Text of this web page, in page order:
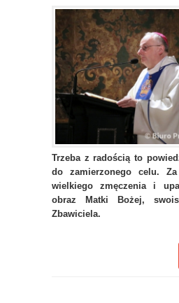
Trzeba z radością to
do zamierzonego celu.
wielkiego zmęczenia i
obraz Matki Bożej,
Zbawiciela.